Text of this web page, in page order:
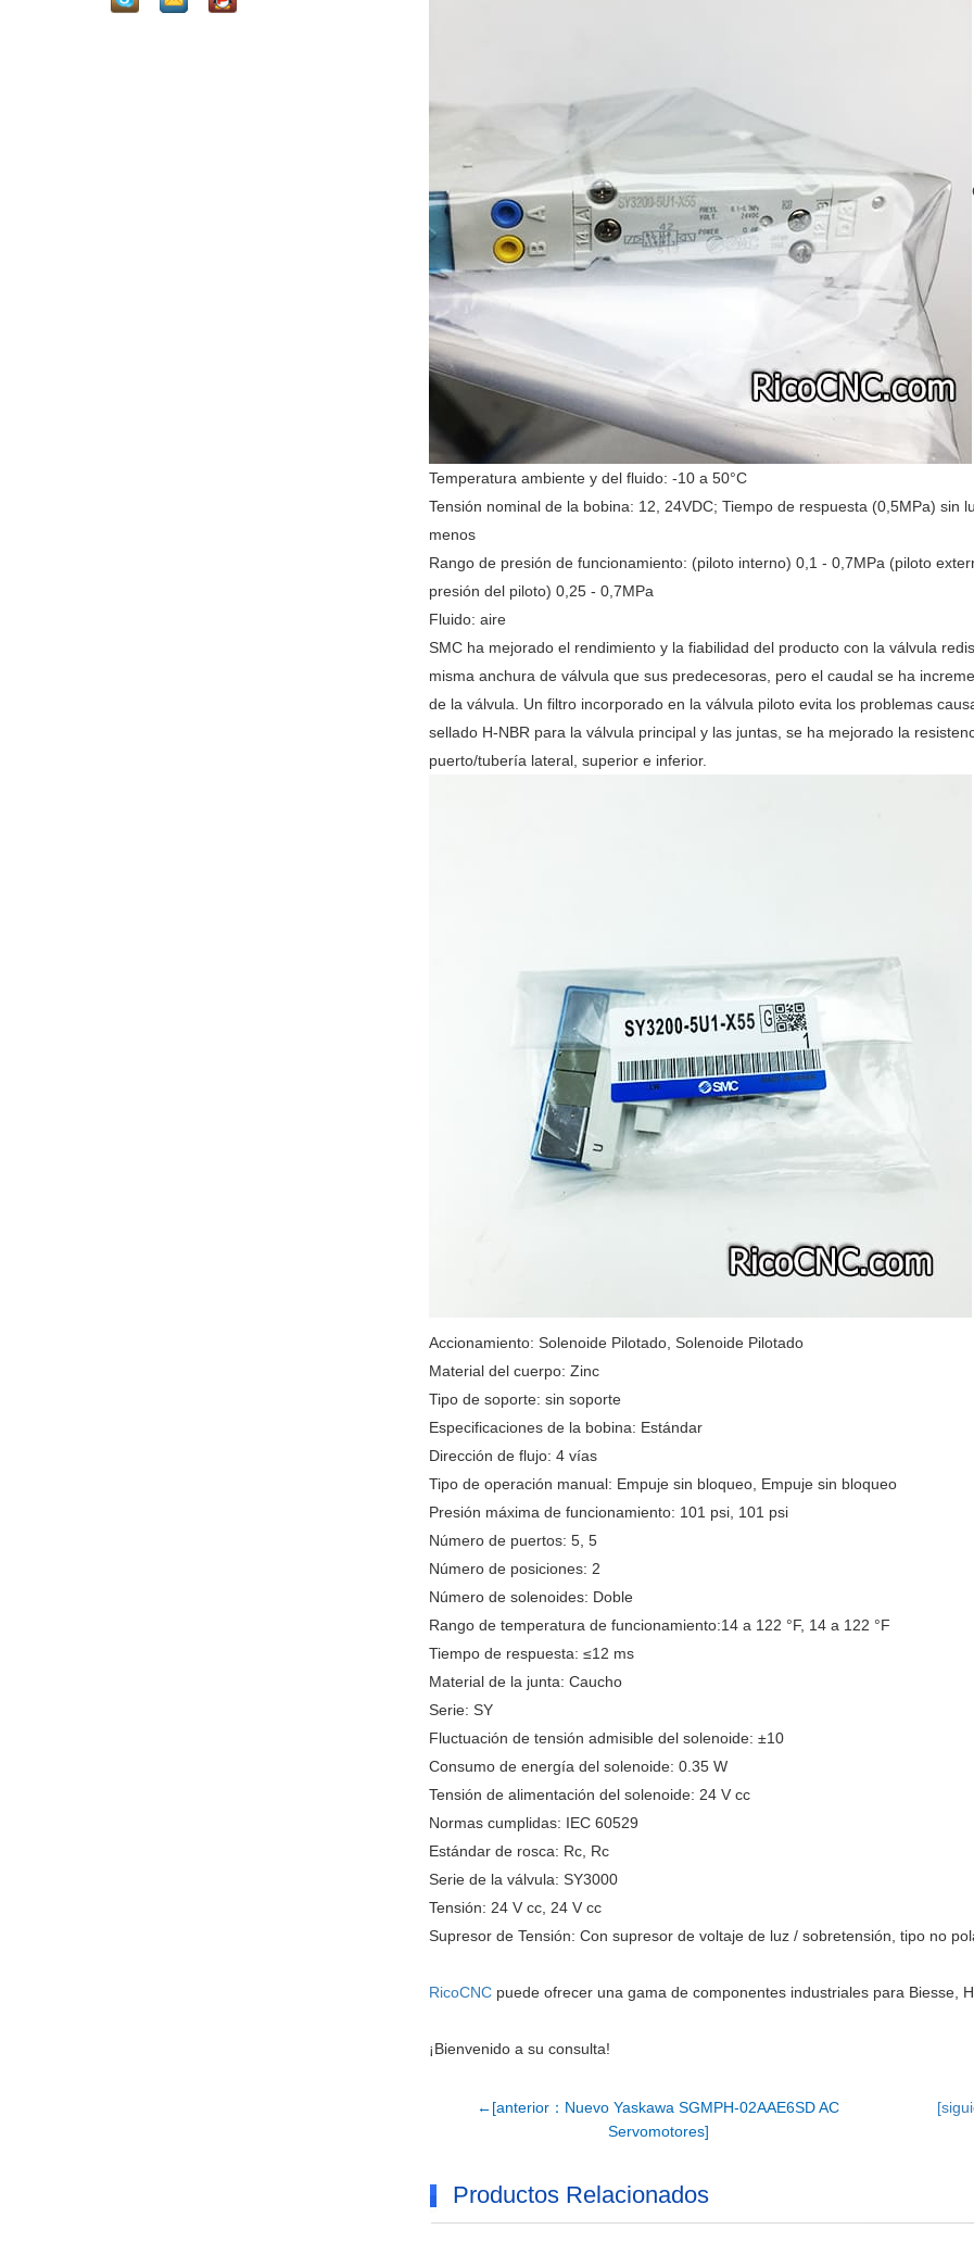
Temperatura ambiente y del fluido: -10 a 50°C
Tensión nominal de la bobina: 12, 24VDC; Tiempo de respuesta (0,5MPa) sin
menos
Rango de presión de funcionamiento: (piloto interno) 0,1 - 0,7MPa (piloto
presión del piloto) 0,25 - 0,7MPa
Fluido: aire
SMC ha mejorado el rendimiento y la fiabilidad del producto con la válvula
misma anchura de válvula que sus predecesoras, pero el caudal se ha
de la válvula. Un filtro incorporado en la válvula piloto evita los problemas
sellado H-NBR para la válvula principal y las juntas, se ha mejorado la
puerto/tubería lateral, superior e inferior.
Accionamiento: Solenoide Pilotado, Solenoide Pilotado
Material del cuerpo: Zinc
Tipo de soporte: sin soporte
Especificaciones de la bobina: Estándar
Dirección de flujo: 4 vías
Tipo de operación manual: Empuje sin bloqueo, Empuje sin bloqueo
Presión máxima de funcionamiento: 101 psi, 101 psi
Número de puertos: 5, 5
Número de posiciones: 2
Número de solenoides: Doble
Rango de temperatura de funcionamiento:14 a 122 °F, 14 a 122 °F
Tiempo de respuesta: ≤12 ms
Material de la junta: Caucho
Serie: SY
Fluctuación de tensión admisible del solenoide: ±10
Consumo de energía del solenoide: 0.35 W
Tensión de alimentación del solenoide: 24 V cc
Normas cumplidas: IEC 60529
Estándar de rosca: Rc, Rc
Serie de la válvula: SY3000
Tensión: 24 V cc, 24 V cc
Supresor de Tensión: Con supresor de voltaje de luz / sobretensión, tipo no
RicoCNC puede ofrecer una gama de componentes industriales para Biesse,
¡Bienvenido a su consulta!
←[anterior：Nuevo Yaskawa SGMPH-02AAE6SD AC
Servomotores]
Productos Relacionados